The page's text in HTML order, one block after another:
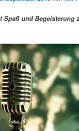
Spaß und Begeisterung